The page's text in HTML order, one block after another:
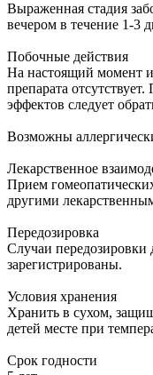
Выраженная стадия
вечером в течение 1-3
Побочные действия
На настоящий момент
препарата
эффектов следует
Возможны
Лекарственное
Прием
другими
Передозировка
Случаи передозировки
зарегистрированы.
Условия хранения
Хранить в сухом,
детей месте при
Срок годности